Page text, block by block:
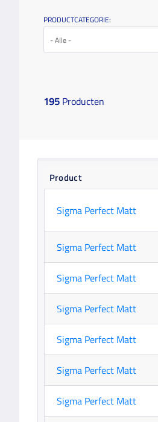
PRODUCTCATEGORIE:
- Alle -
195 Producten
Product
Sigma Perfect Matt
Sigma Perfect Matt
Sigma Perfect Matt
Sigma Perfect Matt
Sigma Perfect Matt
Sigma Perfect Matt
Sigma Perfect Matt